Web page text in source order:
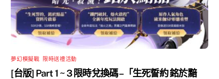
夢幻模擬戰 限時送禮活動
[台版] Part 1 ~ 3 限時兌換碼 –「生死誓約 銘於黯